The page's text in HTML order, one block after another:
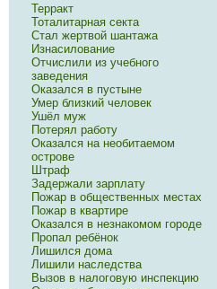
Терракт
Тоталитарная секта
Стал жертвой шантажа
Изнасилование
Отчислили из учебного
заведения
Оказался в пустыне
Умер близкий человек
Ушёл муж
Потерял работу
Оказался на необитаемом
острове
Штраф
Задержали зарплату
Пожар в общественных местах
Пожар в квартире
Оказался в незнакомом городе
Пропал ребёнок
Лишился дома
Лишили наследства
Вызов в налоговую инспекцию